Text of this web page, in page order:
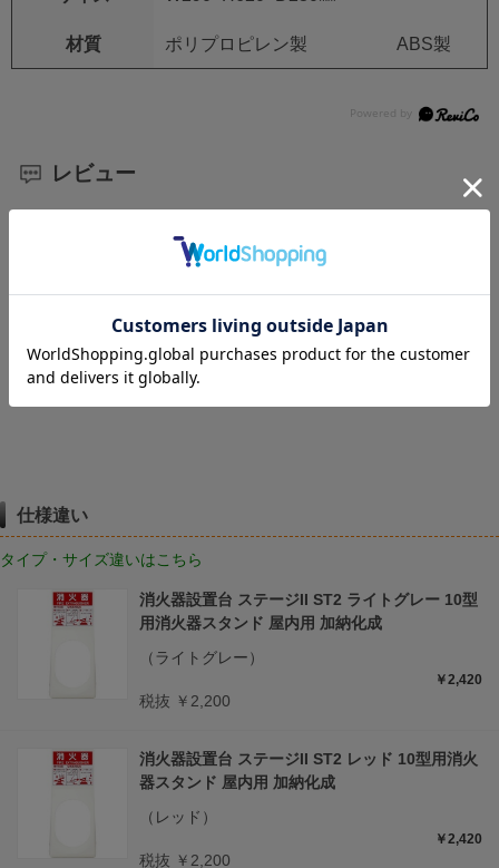
材質 ポリプロピレン製 ABS製
レビュー
レビューはありません。
仕様違い
タイプ・サイズ違いはこちら
消火器設置台 ステージII ST2 ライトグレー 10型
用消火器スタンド 屋内用 加納化成
（ライトグレー）
￥2,420
税抜 ￥2,200
消火器設置台 ステージII ST2 レッド 10型用消火
器スタンド 屋内用 加納化成
（レッド）
￥2,420
税抜 ￥2,200